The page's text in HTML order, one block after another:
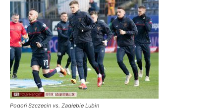
Pogoń Szczecin vs. Zagłębie Lubin